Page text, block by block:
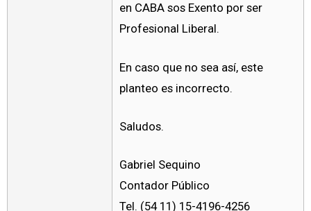
en CABA sos Exento por ser
Profesional Liberal.
En caso que no sea así, este
planteo es incorrecto.
Saludos.
Gabriel Sequino
Contador Público
Tel. (54 11) 15-4196-4256